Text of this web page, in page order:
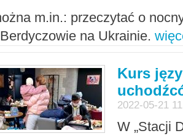
m.in.: przeczytać o
na Ukrainie.
Kurs
2022-05-21
W „Stacji